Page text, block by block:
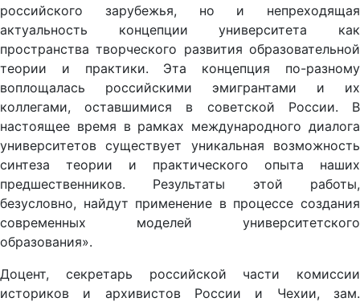
российского зарубежья, но и непреходящая
актуальность концепции университета как
пространства творческого развития образовательной
теории и практики. Эта концепция по-разному
воплощалась российскими эмигрантами и их
коллегами, оставшимися в советской России. В
настоящее время в рамках международного диалога
университетов существует уникальная возможность
синтеза теории и практического опыта наших
предшественников. Результаты этой работы,
безусловно, найдут применение в процессе создания
современных моделей университетского
образования».
Доцент, секретарь российской части комиссии
историков и архивистов России и Чехии, зам.